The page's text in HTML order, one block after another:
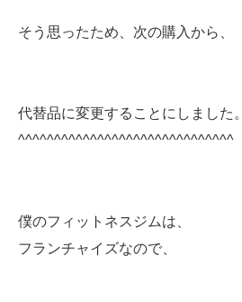
そう思ったため、次の購入から、
代替品に変更することにしました。
^^^^^^^^^^^^^^^^^^^^^^^^^^^^^^
僕のフィットネスジムは、
フランチャイズなので、